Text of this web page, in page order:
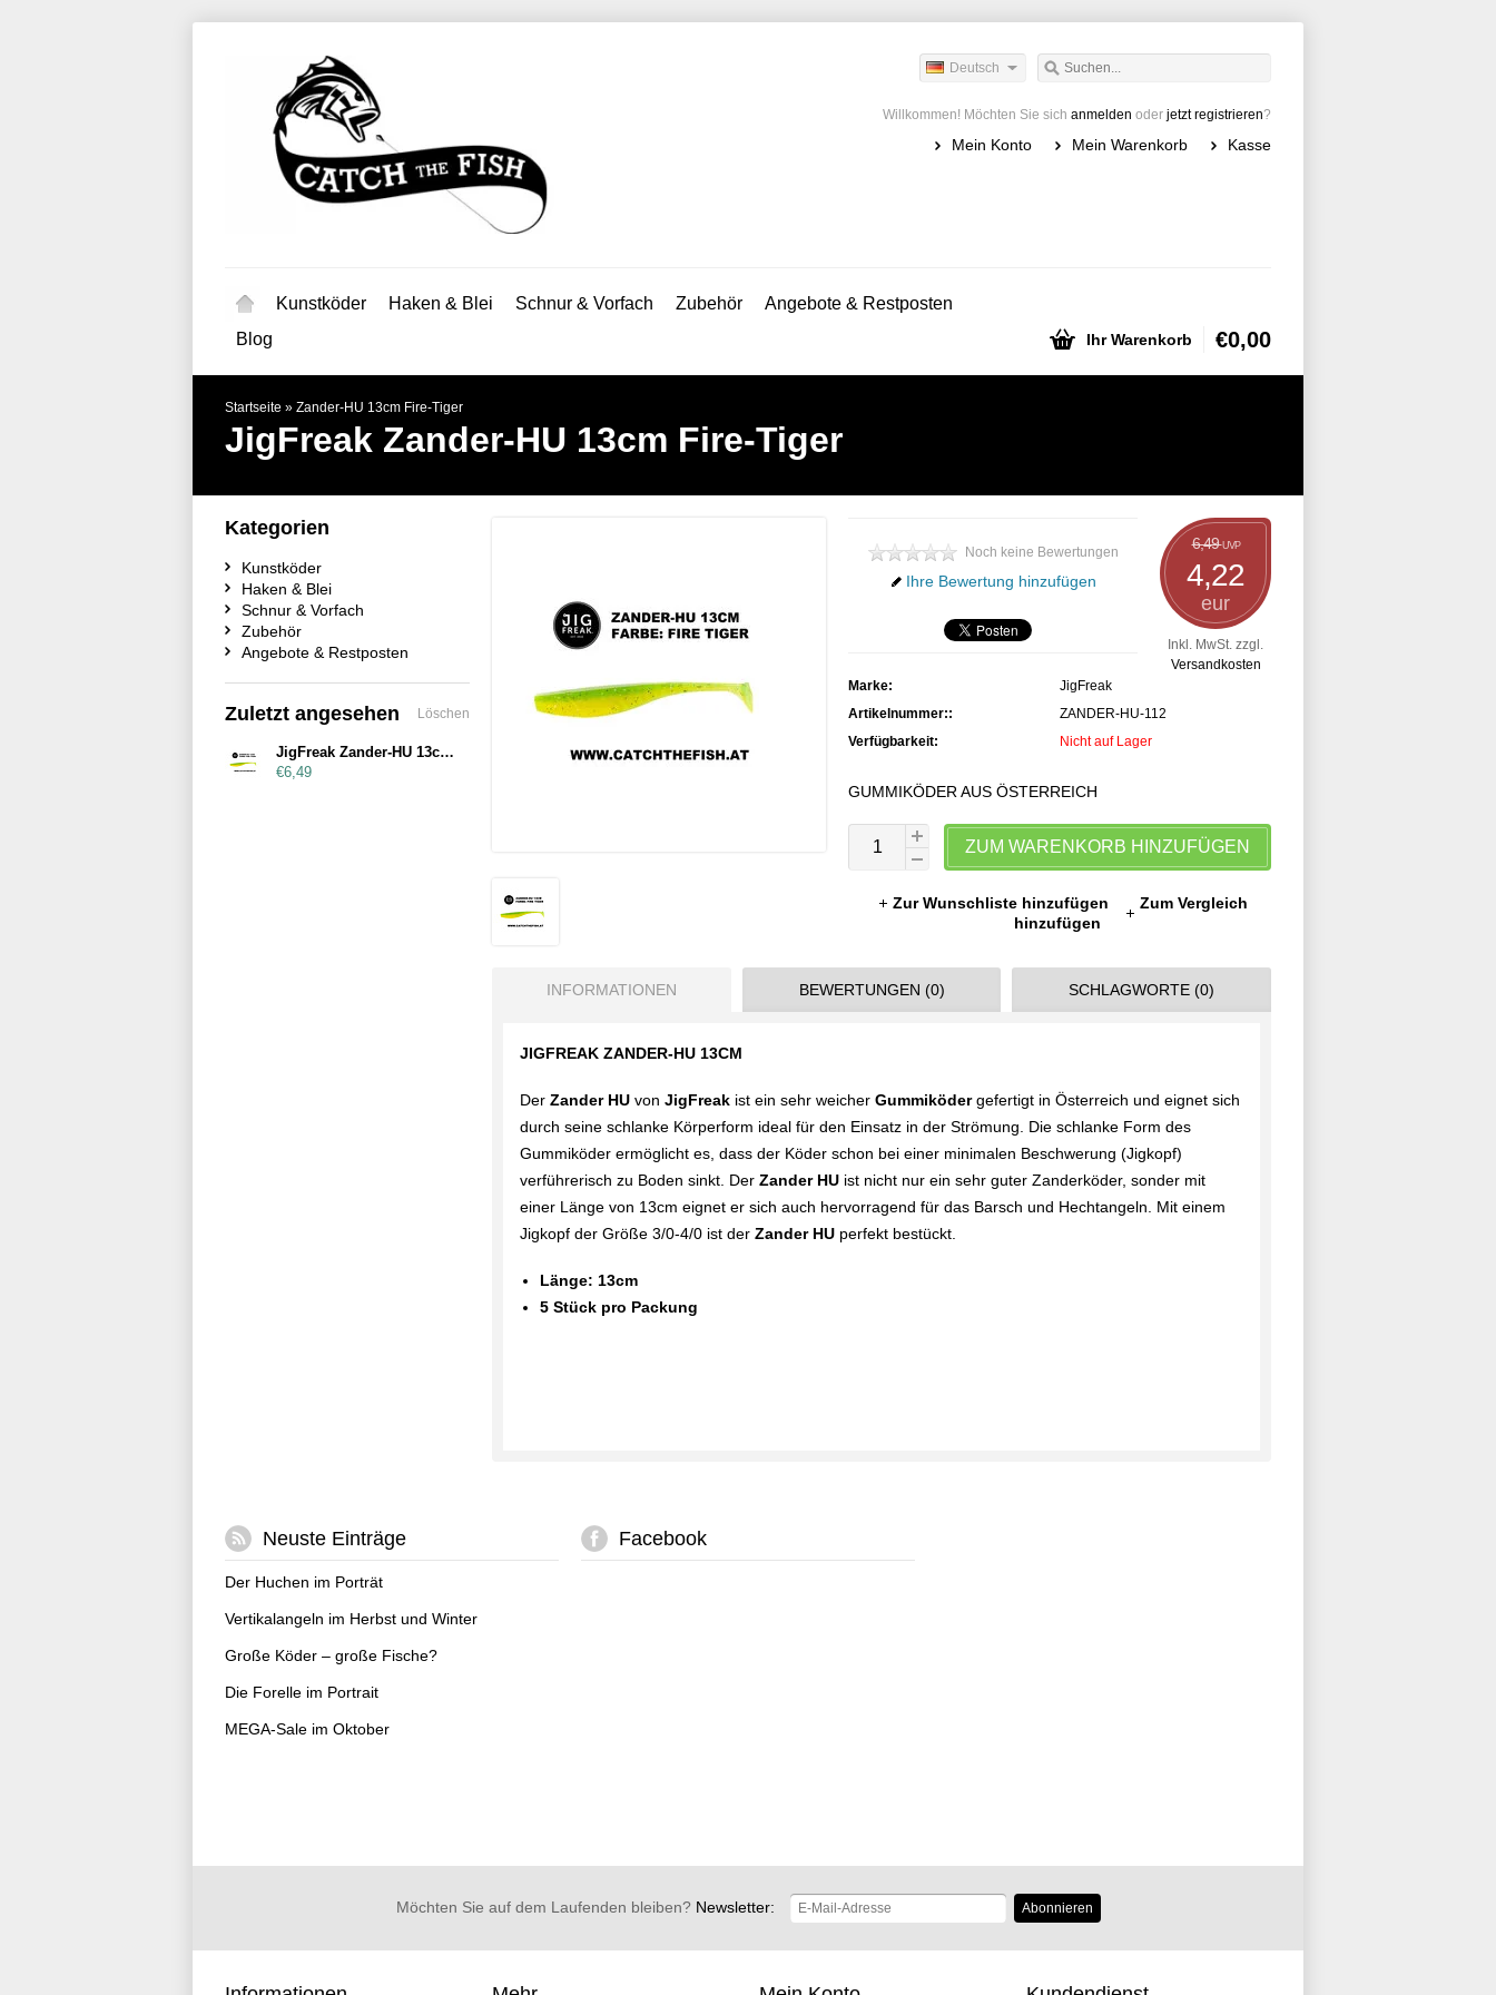
Deutsch
Willkommen! Möchten Sie sich anmelden oder jetzt registrieren?
Mein Konto Mein Warenkorb Kasse
Kunstköder Haken & Blei Schnur & Vorfach Zubehör
Angebote & Restposten
Blog
Ihr Warenkorb €0,00
Startseite » Zander-HU 13cm Fire-Tiger
JigFreak Zander-HU 13cm Fire-Tiger
6,49UVP
4,22
eur
Inkl. MwSt. zzgl.
Versandkosten
Noch keine Bewertungen
Ihre Bewertung hinzufügen
Marke:
JigFreak
Artikelnummer::
ZANDER-HU-112
Verfügbarkeit:
Nicht auf Lager
GUMMIKÖDER AUS ÖSTERREICH
ZUM WARENKORB HINZUFÜGEN
Zur Wunschliste hinzufügen
Zum Vergleich
hinzufügen
INFORMATIONEN BEWERTUNGEN (0) SCHLAGWORTE (0)
JIGFREAK ZANDER-HU 13CM
Der Zander HU von JigFreak ist ein sehr weicher Gummiködergefertigt in Österreich und eignet sich
durch seine schlanke Körperform ideal für den Einsatz in der Strömung. Die schlanke Form des
Gummiköder ermöglicht es, dass der Köder schon bei einer minimalen Beschwerung (Jigkopf)
verführerisch zu Boden sinkt. Der Zander HU ist nicht nur ein sehr guter Zanderköder, sonder mit
einer Länge von 13cm eignet er sich auch hervorragend für das Barsch und Hechtangeln. Mit einem
Jigkopf der Größe 3/0-4/0 ist der Zander HU perfekt bestückt.
Länge: 13cm
5 Stück pro Packung
Kategorien
Kunstköder
Haken & Blei
Schnur & Vorfach
Zubehör
Angebote & Restposten
Zuletzt angesehen Löschen
JigFreak Zander-HU 13cm Fire-Tiger
€6,49
Neuste Einträge
Der Huchen im Porträt
Vertikalangeln im Herbst und Winter
Große Köder – große Fische?
Die Forelle im Portrait
MEGA-Sale im Oktober
Facebook
Möchten Sie auf dem Laufenden bleiben?Newsletter: Abonnieren